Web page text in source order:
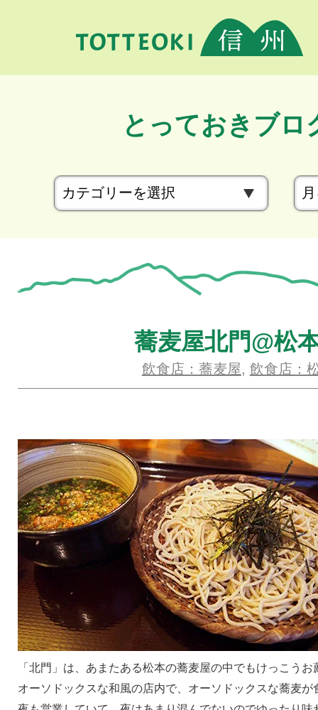
とっておきブロ
カ
テ
リ
ー
蕎麦屋北門@松
飲食店：蕎麦屋, 飲食店：
「北門」は、あまたある松本の蕎麦屋の中でもけっこうお
オーソドックスな和風の店内で、オーソドックスな蕎麦が